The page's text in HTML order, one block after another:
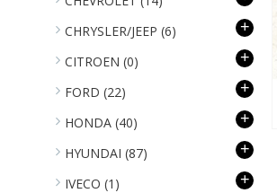
CHRYSLER/JEEP (6) +
CITROEN (0) +
FORD (22) +
HONDA (40) +
HYUNDAI (87) +
IVECO (1) +